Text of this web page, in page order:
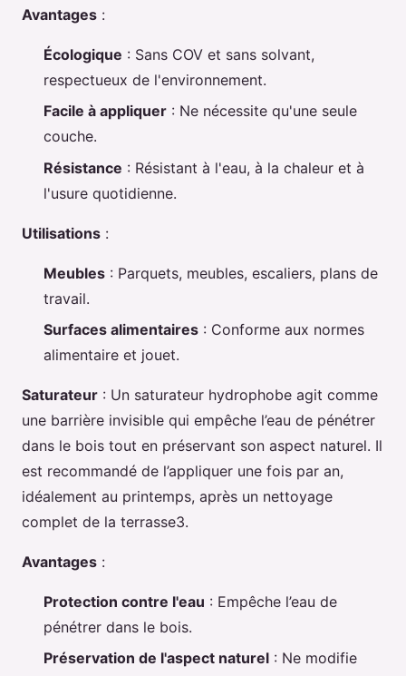
Avantages :
Écologique : Sans COV et sans solvant,
respectueux de l'environnement.
Facile à appliquer : Ne nécessite qu'une seule
couche.
Résistance : Résistant à l'eau, à la chaleur et à
l'usure quotidienne.
Utilisations :
Meubles : Parquets, meubles, escaliers, plans de
travail.
Surfaces alimentaires : Conforme aux normes
alimentaire et jouet.
Saturateur : Un saturateur hydrophobe agit comme
une barrière invisible qui empêche l’eau de pénétrer
dans le bois tout en préservant son aspect naturel. Il
est recommandé de l’appliquer une fois par an,
idéalement au printemps, après un nettoyage
complet de la terrasse3.
Avantages :
Protection contre l'eau : Empêche l’eau de
pénétrer dans le bois.
Préservation de l'aspect naturel : Ne modifie